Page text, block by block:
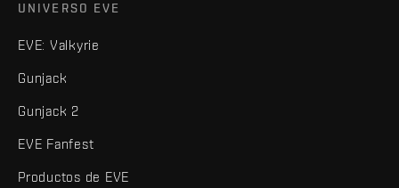
UNIVERSO EVE
EVE: Valkyrie
Gunjack
Gunjack 2
EVE Fanfest
Productos de EVE